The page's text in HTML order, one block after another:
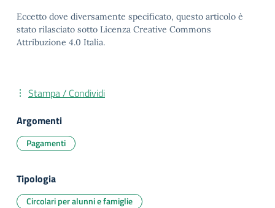
Eccetto dove diversamente specificato, questo articolo è
stato rilasciato sotto Licenza Creative Commons
Attribuzione 4.0 Italia.
Stampa / Condividi
Argomenti
Pagamenti
Tipologia
Circolari per alunni e famiglie